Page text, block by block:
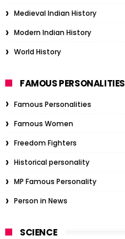
Medieval Indian History
Modern Indian History
World History
FAMOUS PERSONALITIES
Famous Personalities
Famous Women
Freedom Fighters
Historical personality
MP Famous Personality
Person in News
SCIENCE